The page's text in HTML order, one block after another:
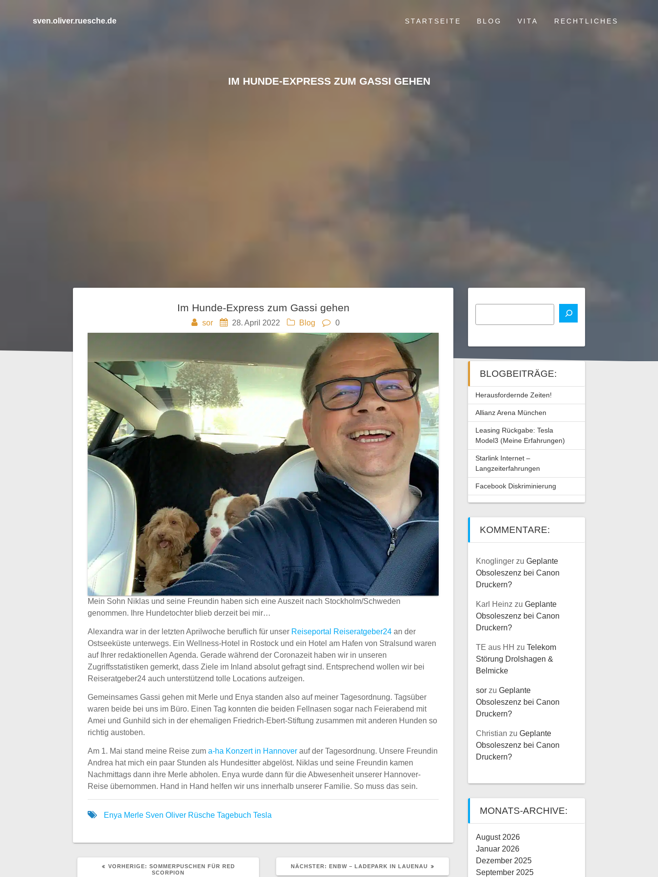
sven.oliver.ruesche.de STARTSEITE BLOG VITA RECHTLICHES
IM HUNDE-EXPRESS ZUM GASSI GEHEN
Im Hunde-Express zum Gassi gehen
sor 28. April 2022 Blog 0
Mein Sohn Niklas und seine Freundin haben sich eine Auszeit nach Stockholm/Schweden
genommen. Ihre Hundetochter blieb derzeit bei mir…
Alexandra war in der letzten Aprilwoche beruflich für unser Reiseportal Reiseratgeber24 an der
Ostseeküste unterwegs. Ein Wellness-Hotel in Rostock und ein Hotel am Hafen von Stralsund waren
auf Ihrer redaktionellen Agenda. Gerade während der Coronazeit haben wir in unseren
Zugriffsstatistiken gemerkt, dass Ziele im Inland absolut gefragt sind. Entsprechend wollen wir bei
Reiseratgeber24 auch unterstützend tolle Locations aufzeigen.
Gemeinsames Gassi gehen mit Merle und Enya standen also auf meiner Tagesordnung. Tagsüber
waren beide bei uns im Büro. Einen Tag konnten die beiden Fellnasen sogar nach Feierabend mit
Amei und Gunhild sich in der ehemaligen Friedrich-Ebert-Stiftung zusammen mit anderen Hunden so
richtig austoben.
Am 1. Mai stand meine Reise zuma-ha Konzert in Hannover auf der Tagesordnung. Unsere Freundin
Andrea hat mich ein paar Stunden als Hundesitter abgelöst. Niklas und seine Freundin kamen
Nachmittags dann ihre Merle abholen. Enya wurde dann für die Abwesenheit unserer Hannover-
Reise übernommen. Hand in Hand helfen wir uns innerhalb unserer Familie. So muss das sein.
Enya Merle Sven Oliver Rüsche Tagebuch Tesla
VORHERIGE: VORHERIGER
BEITRAG:
SOMMERPUSCHEN FÜR RED
SCORPION
NÄCHSTER: NÄCHSTER
ENBW – LADEPARK IN LAUENAU
BLOGBEITRÄGE:
Herausfordernde Zeiten!
Allianz Arena München
Leasing Rückgabe: Tesla
Model3 (Meine Erfahrungen)
Starlink Internet –
Langzeiterfahrungen
Facebook Diskriminierung
KOMMENTARE:
Knoglingerzu Geplante
Obsoleszenz bei Canon
Druckern?
Karl Heinz zu Geplante
Obsoleszenz bei Canon
Druckern?
TE aus HH zu Telekom
Störung Drolshagen &
Belmicke
sorzu Geplante
Obsoleszenz bei Canon
Druckern?
Christian zu Geplante
Obsoleszenz bei Canon
Druckern?
MONATS-ARCHIVE:
August 2026
Januar 2026
Dezember 2025
September 2025